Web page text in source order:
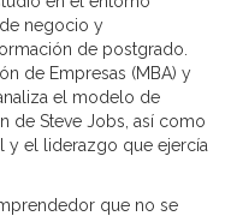
negocio y
de postgrado.
de Empresas (MBA) y
el modelo de
de Steve Jobs, así como
y el liderazgo que ejercía
que no se